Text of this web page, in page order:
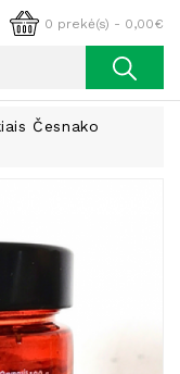
0 prekė(s) - 0,00€
Česnako